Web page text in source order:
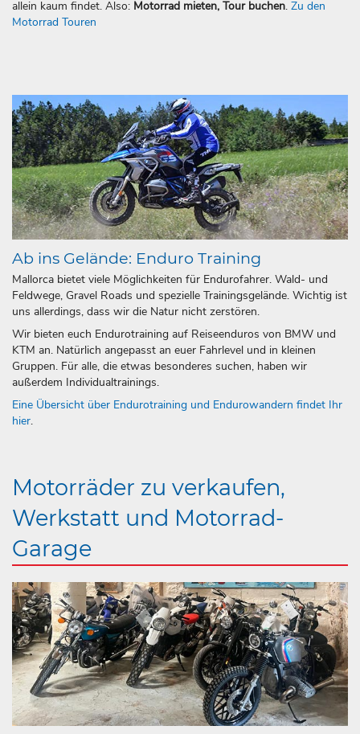
allein kaum findet. Also: Motorrad mieten, Tour buchen. Zu den
Motorrad Touren
Ab ins Gelände: Enduro Training
Mallorca bietet viele Möglichkeiten für Endurofahrer. Wald- und
Feldwege, Gravel Roads und spezielle Trainingsgelände. Wichtig ist
uns allerdings, dass wir die Natur nicht zerstören.
Wir bieten euch Endurotraining auf Reiseenduros von BMW und
KTM an. Natürlich angepasst an euer Fahrlevel und in kleinen
Gruppen. Für alle, die etwas besonderes suchen, haben wir
außerdem Individualtrainings.
Eine Übersicht über Endurotraining und Endurowandern findet Ihr
hier.
Motorräder zu verkaufen,
Werkstatt und Motorrad-
Garage